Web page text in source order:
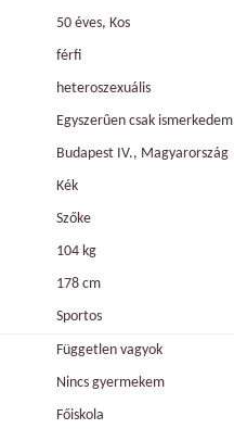
50 éves, Kos
férfi
heteroszexuális
Egyszerûen csak ismerkedem
Budapest IV., Magyarország
Kék
Szőke
104 kg
178 cm
Sportos
Független vagyok
Nincs gyermekem
Főiskola